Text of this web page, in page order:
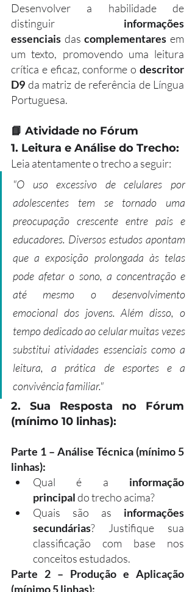
Desenvolver a habilidade de
distinguir informações
essenciais das complementares em
um texto, promovendo uma leitura
crítica e eficaz, conforme o descritor
D9 da matriz de referência de Língua
Portuguesa.
📘 Atividade no Fórum
1. Leitura e Análise do Trecho:
Leia atentamente o trecho a seguir:
"O uso excessivo de celulares por
adolescentes tem se tornado uma
preocupação crescente entre pais e
educadores. Diversos estudos apontam
que a exposição prolongada às telas
pode afetar o sono, a concentração e
até mesmo o desenvolvimento
emocional dos jovens. Além disso, o
tempo dedicado ao celular muitas vezes
substitui atividades essenciais como a
leitura, a prática de esportes e a
convivência familiar."
2. Sua Resposta no Fórum
(mínimo 10 linhas):
Parte 1 – Análise Técnica (mínimo 5
linhas):
Qual é a informação
principal do trecho acima?
Quais são as informações
secundárias? Justifique sua
classificação com base nos
conceitos estudados.
Parte 2 – Produção e Aplicação
(mínimo 5 linhas):